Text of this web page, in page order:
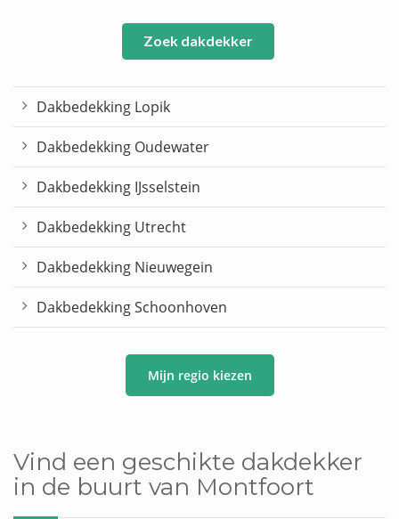
Zoek dakdekker
Dakbedekking Lopik
Dakbedekking Oudewater
Dakbedekking IJsselstein
Dakbedekking Utrecht
Dakbedekking Nieuwegein
Dakbedekking Schoonhoven
Mijn regio kiezen
Vind een geschikte dakdekker
in de buurt van Montfoort